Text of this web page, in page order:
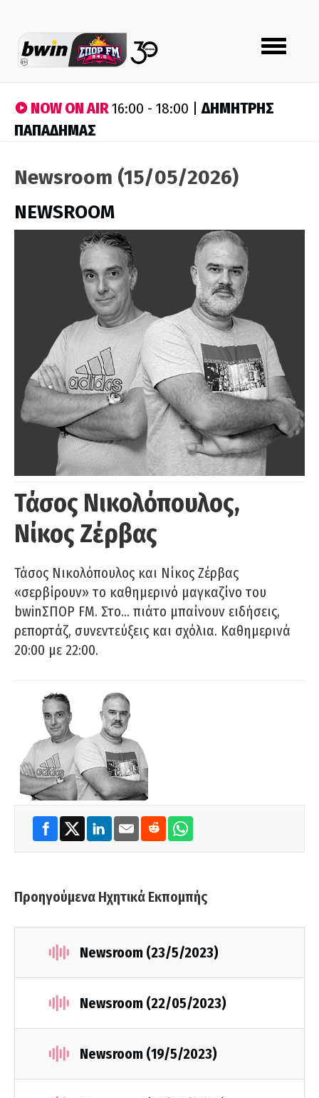
Toggle
navigation
NOW ON AIR16:00 - 18:00 |ΔΗΜΗΤΡΗΣ
ΠΑΠΑΔΗΜΑΣ
Newsroom (15/05/2026)
NEWSROOM
Τάσος Νικολόπουλος,
Νίκος Ζέρβας
Τάσος Νικολόπουλος και Νίκος Ζέρβας
«σερβίρουν» το καθημερινό μαγκαζίνο του
bwinΣΠΟΡ FM. Στο… πιάτο μπαίνουν ειδήσεις,
ρεπορτάζ, συνεντεύξεις και σχόλια. Καθημερινά
20:00 με 22:00.
Προηγούμενα Ηχητικά Εκπομπής
Newsroom (23/5/2023)
Newsroom (22/05/2023)
Newsroom (19/5/2023)